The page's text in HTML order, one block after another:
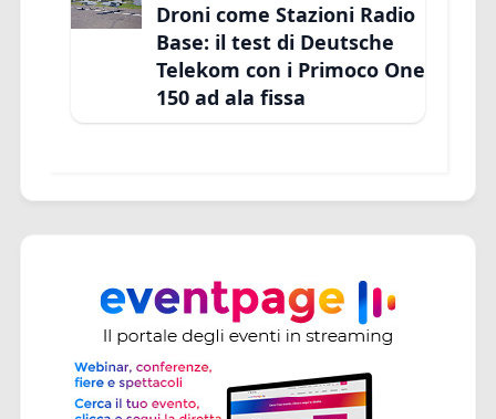
Droni come Stazioni Radio
Base: il test di Deutsche
Telekom con i Primoco One
150 ad ala fissa